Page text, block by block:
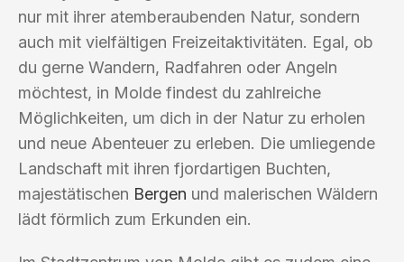
nur mit ihrer atemberaubenden Natur, sondern
auch mit vielfältigen Freizeitaktivitäten. Egal, ob
du gerne Wandern, Radfahren oder Angeln
möchtest, in Molde findest du zahlreiche
Möglichkeiten, um dich in der Natur zu erholen
und neue Abenteuer zu erleben. Die umliegende
Landschaft mit ihren fjordartigen Buchten,
majestätischen Bergen und malerischen Wäldern
lädt förmlich zum Erkunden ein.